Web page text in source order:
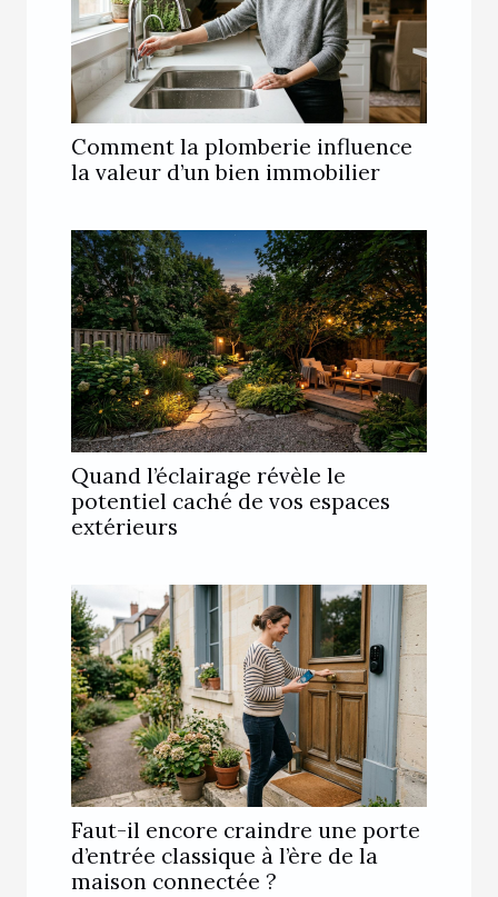
Comment la plomberie influence
la valeur d’un bien immobilier
Quand l’éclairage révèle le
potentiel caché de vos espaces
extérieurs
Faut-il encore craindre une porte
d’entrée classique à l’ère de la
maison connectée ?